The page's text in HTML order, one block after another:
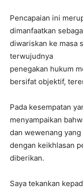
Pencapaian ini
dimanfaatkan
diwariskan ke masa
terwujudnya
penegakan hukum
bersifat objektif,
Pada kesempatan
menyampaikan
dan wewenang
dengan keikhlasan
diberikan.
Saya tekankan